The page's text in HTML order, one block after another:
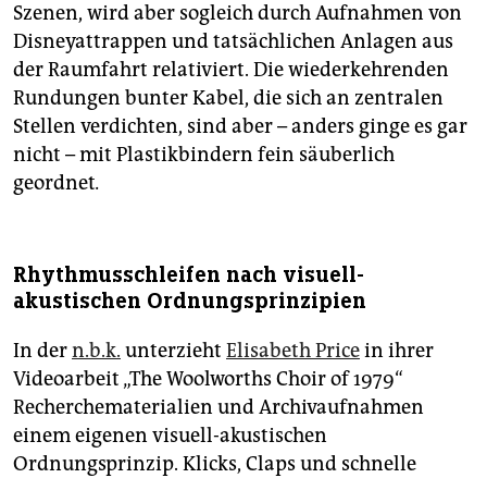
Szenen, wird aber sogleich durch Aufnahmen von
Disneyattrappen und tatsächlichen Anlagen aus
der Raumfahrt relativiert. Die wiederkehrenden
Rundungen bunter Kabel, die sich an zentralen
Stellen verdichten, sind aber – anders ginge es gar
nicht – mit Plastikbindern fein säuberlich
geordnet.
Rhythmusschleifen nach visuell-
akustischen Ordnungsprinzipien
In dern.b.k. unterzieht Elisabeth Pricein ihrer
Videoarbeit „The Woolworths Choir of 1979“
Recherchematerialien und Archivaufnahmen
einem eigenen visuell-akustischen
Ordnungsprinzip. Klicks, Claps und schnelle